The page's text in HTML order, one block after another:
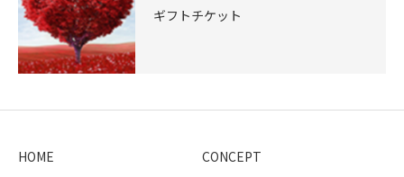
ギフトチケット
HOME
CONCEPT